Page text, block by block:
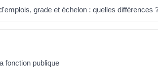
grade et échelon : quelles différences
fonction publique